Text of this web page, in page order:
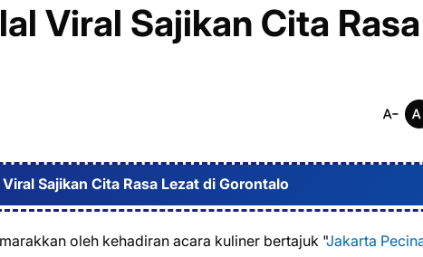
Viral Sajikan Cita Rasa
Sajikan Cita Rasa Lezat di Gorontalo
oleh kehadiran acara kuliner bertajuk "Jakarta